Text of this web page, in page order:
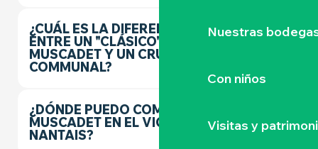
Nuestras
Con niños
Visitas y
¿CUÁL ES LA DIFERENCIA
ENTRE UN "CLÁSICO"
MUSCADET Y UN CRU
COMMUNAL?
¿DÓNDE PUEDO COMPRAR
MUSCADET EN EL VIGNOBLE
NANTAIS?